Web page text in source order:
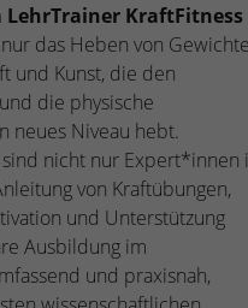
KraftFitness
das Heben von
und Kunst, die den
die physische
neues Niveau hebt.
nicht nur Expert*innen
von Kraftübungen,
und Unterstützung
Ausbildung im
und praxisnah,